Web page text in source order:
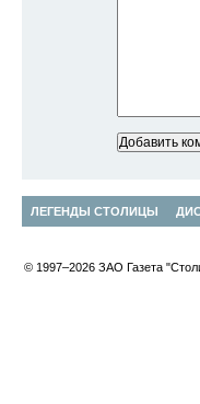
ЛЕГЕНДЫ СТОЛИЦЫ
© 1997–2026 ЗАО Газета